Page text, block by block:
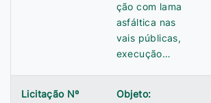
ção com lama
asfáltica nas
vais públicas,
execução…
Licitação Nº
Objeto: